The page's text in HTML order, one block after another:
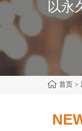
以永
首页 >